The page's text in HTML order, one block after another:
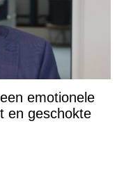
emotionele
en geschokte